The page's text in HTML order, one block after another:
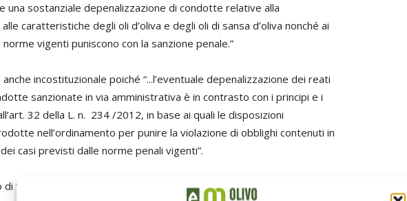
una sostanziale depenalizzazione di condotte relative alla
caratteristiche degli oli d’oliva e degli oli di sansa d’oliva nonché ai
vigenti puniscono con la sanzione penale.”
incostituzionale poiché “...l’eventuale depenalizzazione dei reati
sanzionate in via amministrativa è in contrasto con i principi e i
32 della L. n. 234 /2012, in base ai quali le disposizioni
nell’ordinamento per punire la violazione di obblighi contenuti in
casi previsti dalle norme penali vigenti”.
“riconsiderare i limiti per le sanzioni per i piccoli e grandi